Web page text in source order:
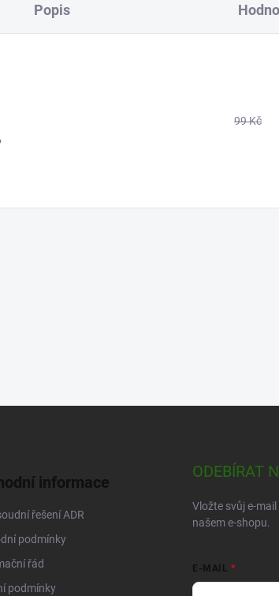
Popis
99 Kč
informace
řešení ADR
podmínky
řád
podmínky
ODEBÍRAT
Vložte svůj e-
našem e-shopu.
E-MAIL